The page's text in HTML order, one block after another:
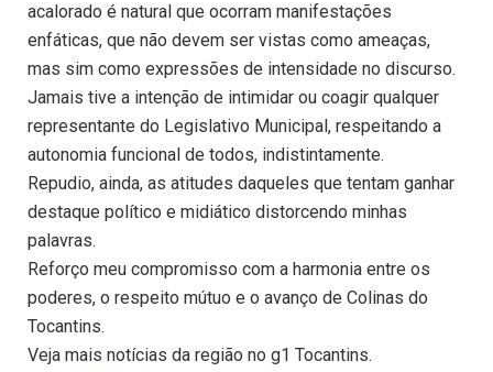
acalorado é natural que ocorram manifestações
enfáticas, que não devem ser vistas como ameaças,
mas sim como expressões de intensidade no discurso.
Jamais tive a intenção de intimidar ou coagir qualquer
representante do Legislativo Municipal, respeitando a
autonomia funcional de todos, indistintamente.
Repudio, ainda, as atitudes daqueles que tentam ganhar
destaque político e midiático distorcendo minhas
palavras.
Reforço meu compromisso com a harmonia entre os
poderes, o respeito mútuo e o avanço de Colinas do
Tocantins.
Veja mais notícias da região no g1 Tocantins.